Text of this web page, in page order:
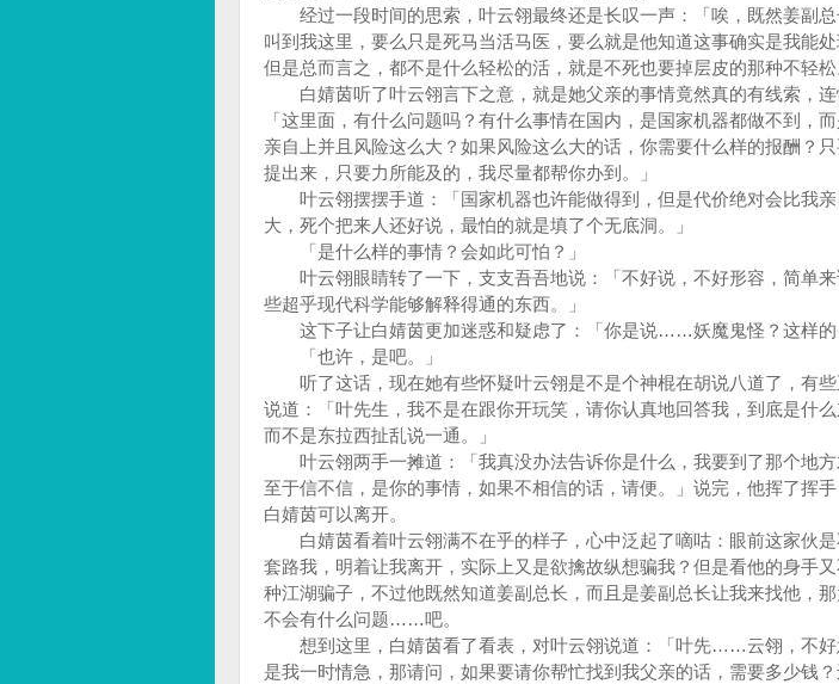
经过一段时间的思索，叶云翎最终还是长叹一声：「唉，既然姜副总
叫到我这里，要么只是死马当活马医，要么就是他知道这事确实是我能处
但是总而言之，都不是什么轻松的活，就是不死也要掉层皮的那种不轻松
白婧茵听了叶云翎言下之意，就是她父亲的事情竟然真的有线索，连
「这里面，有什么问题吗？有什么事情在国内，是国家机器都做不到，而
亲自上并且风险这么大？如果风险这么大的话，你需要什么样的报酬？
提出来，只要力所能及的，我尽量都帮你办到。」
叶云翎摆摆手道：「国家机器也许能做得到，但是代价绝对会比我亲
大，死个把来人还好说，最怕的就是填了个无底洞。」
「是什么样的事情？会如此可怕？」
叶云翎眼睛转了一下，支支吾吾地说：「不好说，不好形容，简单来
些超乎现代科学能够解释得通的东西。」
这下子让白婧茵更加迷惑和疑虑了：「你是说……妖魔鬼怪？这样的
「也许，是吧。」
听了这话，现在她有些怀疑叶云翎是不是个神棍在胡说八道了，有些
说道：「叶先生，我不是在跟你开玩笑，请你认真地回答我，到底是什么
而不是东拉西扯乱说一通。」
叶云翎两手一摊道：「我真没办法告诉你是什么，我要到了那个地方
至于信不信，是你的事情，如果不相信的话，请便。」说完，他挥了挥
白婧茵可以离开。
白婧茵看着叶云翎满不在乎的样子，心中泛起了嘀咕：眼前这家伙是
套路我，明着让我离开，实际上又是欲擒故纵想骗我？但是看他的身手
种江湖骗子，不过他既然知道姜副总长，而且是姜副总长让我来找他，
不会有什么问题……吧。
想到这里，白婧茵看了看表，对叶云翎说道：「叶先……云翎，不好
是我一时情急，那请问，如果要请你帮忙找到我父亲的话，需要多少钱？